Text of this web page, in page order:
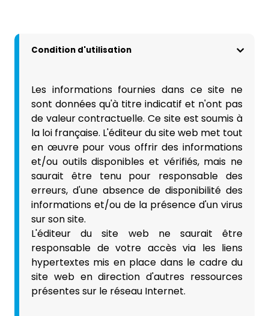
Condition d'utilisation
Les informations fournies dans ce site ne
sont données qu'à titre indicatif et n'ont pas
de valeur contractuelle. Ce site est soumis à
la loi française. L'éditeur du site web met tout
en œuvre pour vous offrir des informations
et/ou outils disponibles et vérifiés, mais ne
saurait être tenu pour responsable des
erreurs, d'une absence de disponibilité des
informations et/ou de la présence d'un virus
sur son site.
L'éditeur du site web ne saurait être
responsable de votre accès via les liens
hypertextes mis en place dans le cadre du
site web en direction d'autres ressources
présentes sur le réseau Internet.